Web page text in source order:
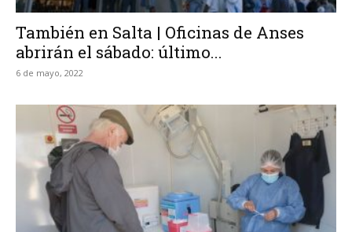
También en Salta | Oficinas de Anses
abrirán el sábado: último...
6 de mayo, 2022